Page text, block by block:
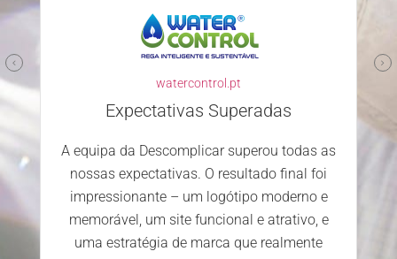
watercontrol.pt
Expectativas Superadas
A equipa da Descomplicar superou todas as
nossas expectativas. O resultado final foi
impressionante – um logótipo moderno e
memorável, um site funcional e atrativo, e
uma estratégia de marca que realmente